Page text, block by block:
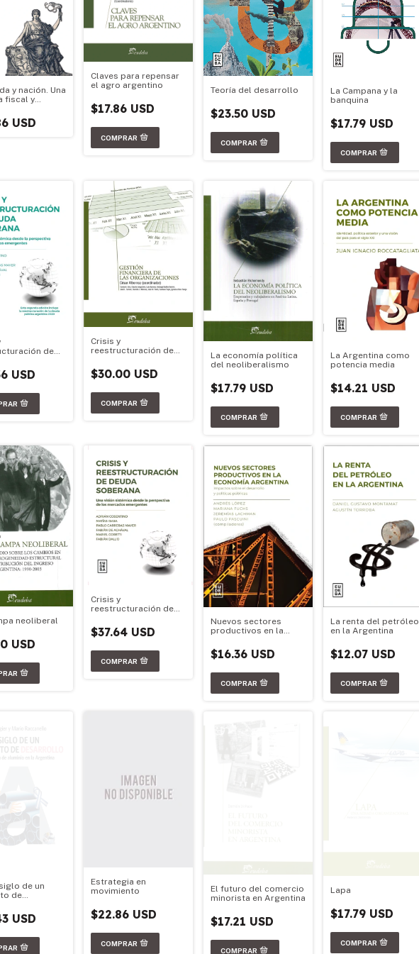
y nación. Una
fiscal y
USD
Claves para repensar
el agro argentino
$17.86 USD
Teoría del desarrollo
$23.50 USD
La Campana y la
banquina
$17.79 USD
de
USD
Crisis y
reestructuración de
$30.00 USD
La economía política
del neoliberalismo
$17.79 USD
La Argentina como
potencia media
$14.21 USD
neoliberal
USD
Crisis y
reestructuración de
$37.64 USD
Nuevos sectores
productivos en la
$16.36 USD
La renta del petróleo
en la Argentina
$12.07 USD
de un
de
USD
Estrategia en
movimiento
$22.86 USD
El futuro del comercio
minorista en Argentina
$17.21 USD
Lapa
$17.79 USD